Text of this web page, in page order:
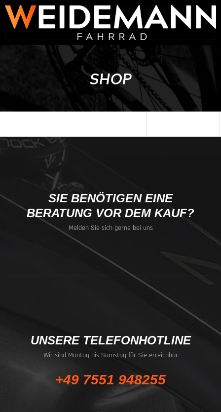
SHOP
SIE BENÖTIGEN EINE
BERATUNG VOR DEM KAUF?
Melden Sie sich gerne bei uns
UNSERE TELEFONHOTLINE
Wir sind Montag bis Samstag für Sie erreichbar
+49 7551 948255